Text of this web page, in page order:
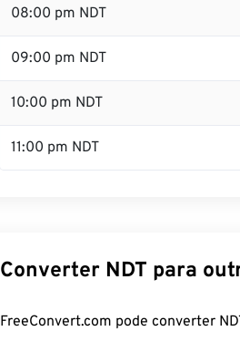
08:00 pm NDT
09:00 pm NDT
10:00 pm NDT
11:00 pm NDT
Converter NDT para
FreeConvert.com pode converter